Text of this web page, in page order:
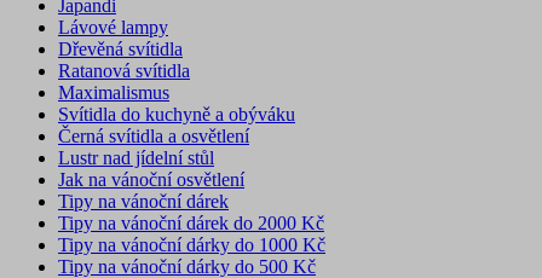
Japandi
Lávové lampy
Dřevěná svítidla
Ratanová svítidla
Maximalismus
Svítidla do kuchyně a obýváku
Černá svítidla a osvětlení
Lustr nad jídelní stůl
Jak na vánoční osvětlení
Tipy na vánoční dárek
Tipy na vánoční dárek do 2000 Kč
Tipy na vánoční dárky do 1000 Kč
Tipy na vánoční dárky do 500 Kč